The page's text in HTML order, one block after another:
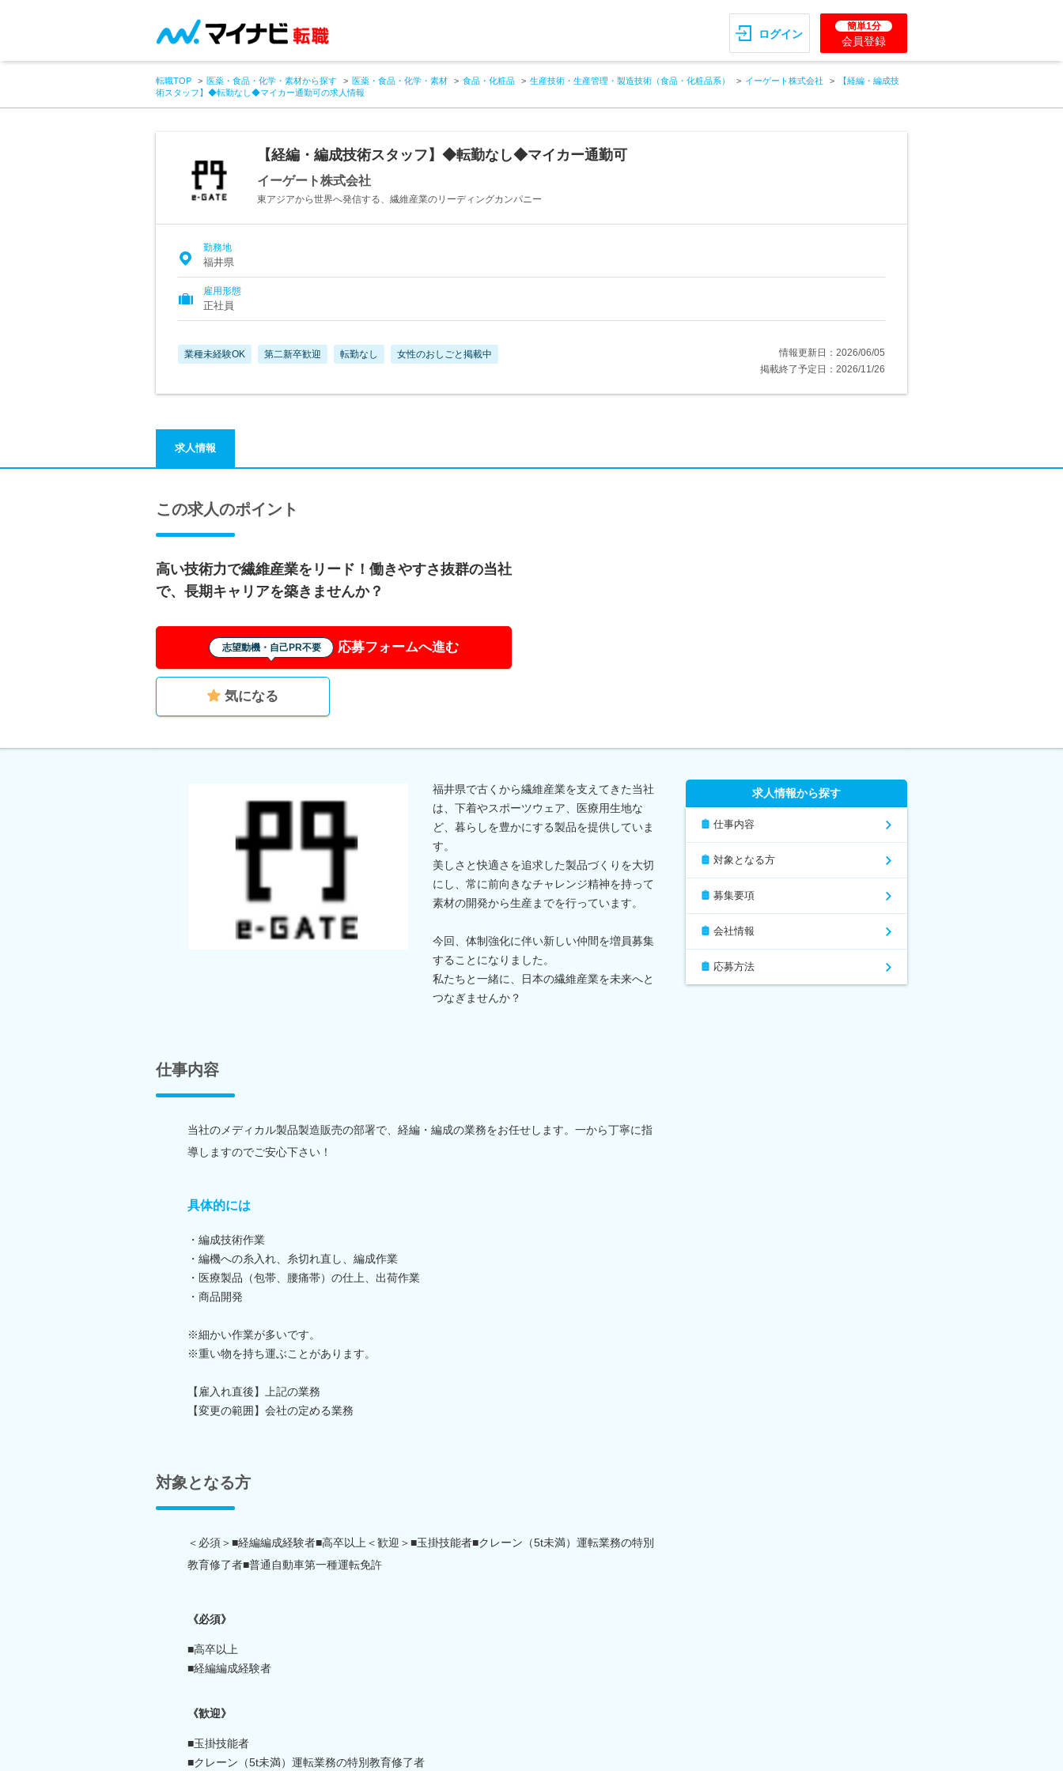
ログイン
簡単1分
会員登録
転職TOP 医薬・食品・化学・素材から探す 医薬・食品・化学・素材 食品・化粧品 生産技術・生産管理・製造技術（食品・化粧品系） イーゲート株式会社
【経編・編成技
術スタッフ】◆転勤なし◆マイカー通勤可の求人情報
【経編・編成技術スタッフ】◆転勤なし◆マイカー通勤可
イーゲート株式会社
東アジアから世界へ発信する、繊維産業のリーディングカンパニー
勤務地
福井県
雇用形態
正社員
業種未経験OK 第二新卒歓迎 転勤なし 女性のおしごと掲載中
情報更新日：2026/06/05
掲載終了予定日：2026/11/26
求人情報
この求人のポイント
高い技術力で繊維産業をリード！働きやすさ抜群の当社
で、長期キャリアを築きませんか？
志望動機・自己PR不要 応募フォームへ進む
気になる
福井県で古くから繊維産業を支えてきた当社
は、下着やスポーツウェア、医療用生地な
ど、暮らしを豊かにする製品を提供していま
す。
美しさと快適さを追求した製品づくりを大切
にし、常に前向きなチャレンジ精神を持って
素材の開発から生産までを行っています。
今回、体制強化に伴い新しい仲間を増員募集
することになりました。
私たちと一緒に、日本の繊維産業を未来へと
つなぎませんか？
仕事内容
当社のメディカル製品製造販売の部署で、経編・編成の業務をお任せします。一から丁寧に指
導しますのでご安心下さい！
具体的には
・編成技術作業
・編機への糸入れ、糸切れ直し、編成作業
・医療製品（包帯、腰痛帯）の仕上、出荷作業
・商品開発
※細かい作業が多いです。
※重い物を持ち運ぶことがあります。
【雇入れ直後】上記の業務
【変更の範囲】会社の定める業務
対象となる方
＜必須＞■経編編成経験者■高卒以上＜歓迎＞■玉掛技能者■クレーン（5t未満）運転業務の特別
教育修了者■普通自動車第一種運転免許
《必須》
■高卒以上
■経編編成経験者
《歓迎》
■玉掛技能者
■クレーン（5t未満）運転業務の特別教育修了者
求人情報から探す
仕事内容
対象となる方
募集要項
会社情報
応募方法